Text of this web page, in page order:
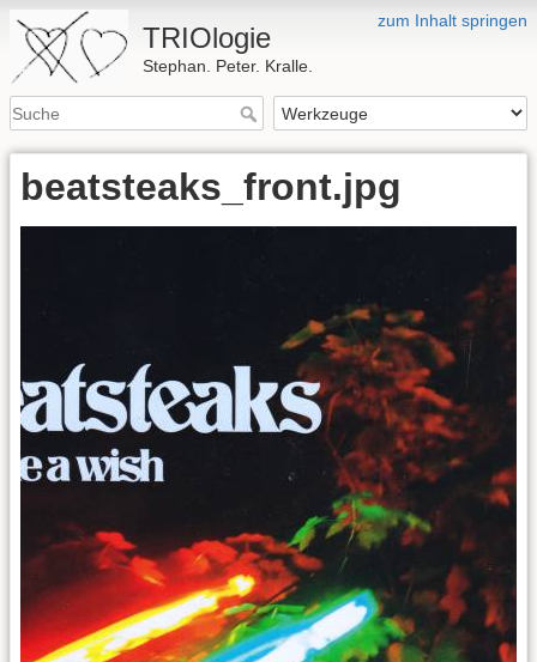
zum Inhalt springen
TRIOlogie
Stephan. Peter. Kralle.
beatsteaks_front.jpg